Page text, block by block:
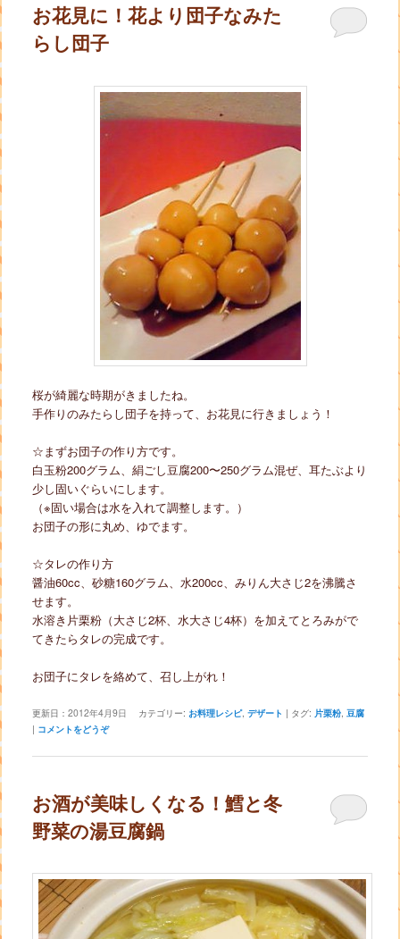
お花見に！花より団子なみた
らし団子
桜が綺麗な時期がきましたね。
手作りのみたらし団子を持って、お花見に行きましょう！
☆まずお団子の作り方です。
白玉粉200グラム、絹ごし豆腐200〜250グラム混ぜ、耳たぶより
少し固いぐらいにします。
（※固い場合は水を入れて調整します。）
お団子の形に丸め、ゆでます。
☆タレの作り方
醤油60cc、砂糖160グラム、水200cc、みりん大さじ2を沸騰さ
せます。
水溶き片栗粉（大さじ2杯、水大さじ4杯）を加えてとろみがで
てきたらタレの完成です。
お団子にタレを絡めて、召し上がれ！
更新日： 2012年4月9日 カテゴリー: お料理レシピ,デザート | タグ: 片栗粉 ,豆腐
| コメントをどうぞ
お酒が美味しくなる！鱈と冬
野菜の湯豆腐鍋